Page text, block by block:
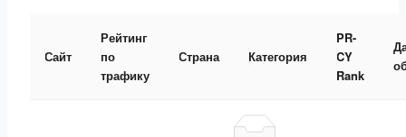
Сайт
Рейтинг
по
трафику
Страна Категория
PR-
CY
Rank